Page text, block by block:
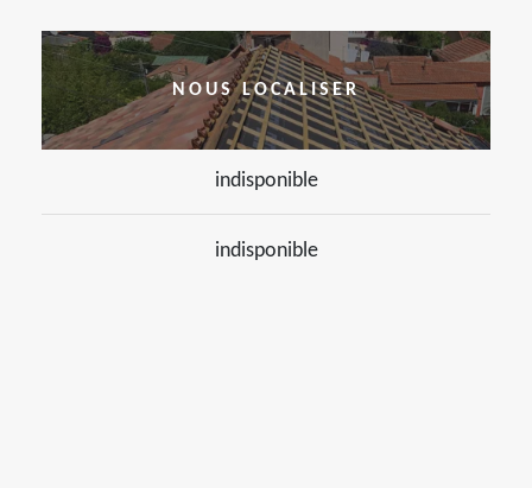
NOUS LOCALISER
indisponible
indisponible